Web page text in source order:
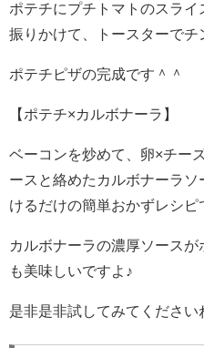
ポテチにプチトマトのスラ
振りかけて、トースターでチ
ポテチピザの完成です＾＾
【ポテチ×カルボナーラ】
ベーコンを炒めて、卵×チー
ースと絡めたカルボナーラ
けるだけの簡単おかずレシピ
カルボナーラの濃厚ソース
も美味しいですよ♪
是非是非試してみてください